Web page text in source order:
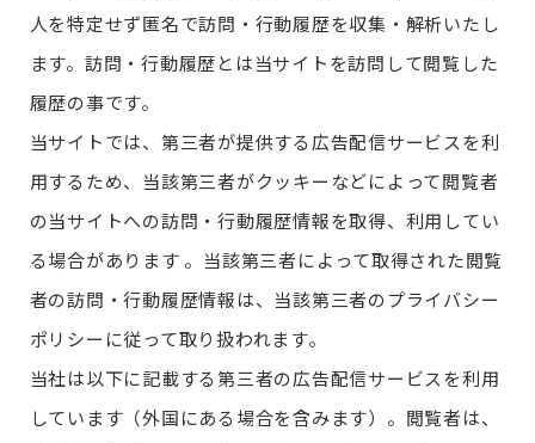
人を特定せず匿名で訪問・行動履歴を収集・解析いたし
ます。訪問・行動履歴とは当サイトを訪問して閲覧した
履歴の事です。
当サイトでは、第三者が提供する広告配信サービスを利
用するため、当該第三者がクッキーなどによって閲覧者
の当サイトへの訪問・行動履歴情報を取得、利用してい
る場合があります 。当該第三者によって取得された閲覧
者の訪問・行動履歴情報は、当該第三者のプライバシー
ポリシーに従って取り扱われます。
当社は以下に記載する第三者の広告配信サービスを利用
しています（外国にある場合を含みます）。閲覧者は、